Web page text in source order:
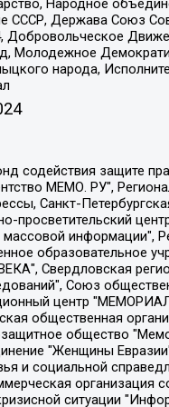
Народное
Держава Союз
Молодежное
народа,
компания "Mason G.E.S. Anonymous Foundation" (США), являющаяся владельцем интернет-издания https://mnews.world/, Компания "Stichting Bellingcat", зарегистрированная в Нидерландах (дата регистрации 11.07.2018), Захаров Андрей Вячеславович, Клепиковская Екатерина Дмитриевна, Общество с ограниченной ответственностью "МЕМО", Перл Роман Александрович, Симонов Евгений Алексеевич, Соловьева Елена Анатольевна, Сотников Даниил Владимирович, Сурначева Елизавета Дмитриевна, Автономная некоммерческая организация по защите прав человека и информированию населения "Якутия – Наше Мнение", Общество с ограниченной ответственностью "Москоу диджитал медиа", с 26.01.2023 Общество с ограниченной ответственностью "Чайка Белые сады", Ветошкина Валерия Валерьевна, Заговора Максим Александрович, Межрегиональное общественное движение "Российская ЛГБТ - сеть", Оленичев Максим Владимирович, Павлов Иван Юрьевич, Скворцова Елена Сергеевна, Общество с ограниченной ответственностью "Как бы инагент", Кочетков Игорь Викторович, Общество с ограниченной ответственностью "Честные выборы", Еланчик Олег Александрович, Общество с ограниченной ответственностью "Нобелевский призыв", Гималова Регина Эмилевна, Григорьев Андрей Валерьевич, Григорьева Алина Александровна, Ассоциация по содействию защите прав призывников, альтернативнослужащих и военнослужащих "Правозащитная группа